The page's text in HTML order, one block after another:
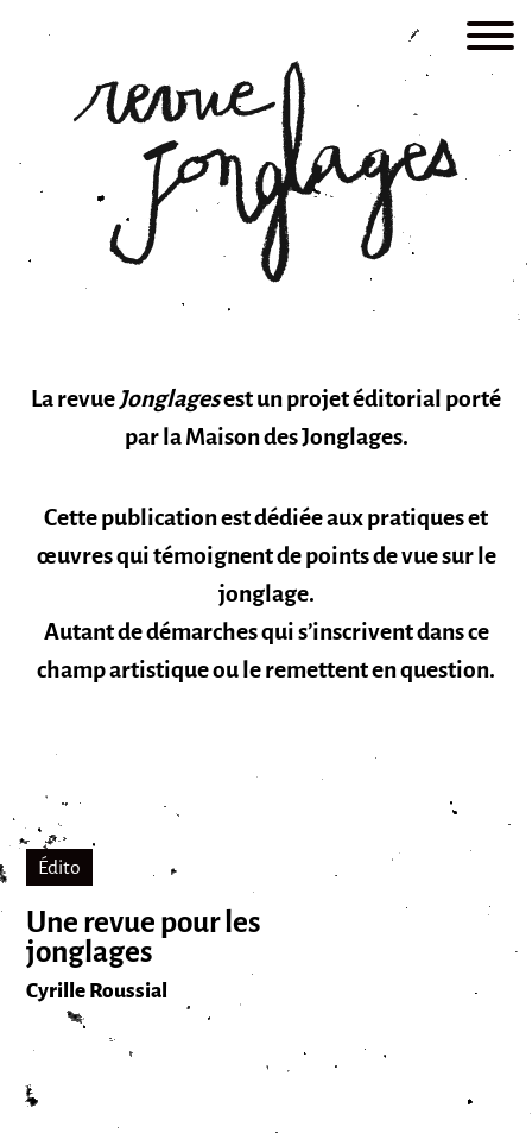
La revue Jonglagesest un projet éditorial porté
par la Maison des Jonglages.
Cette publication est dédiée aux pratiques et
œuvres qui témoignent de points de vue sur le
jonglage.
Autant de démarches qui s’inscrivent dans ce
champ artistique ou le remettent en question.
Édito
Une revue pour les
jonglages
Cyrille Roussial